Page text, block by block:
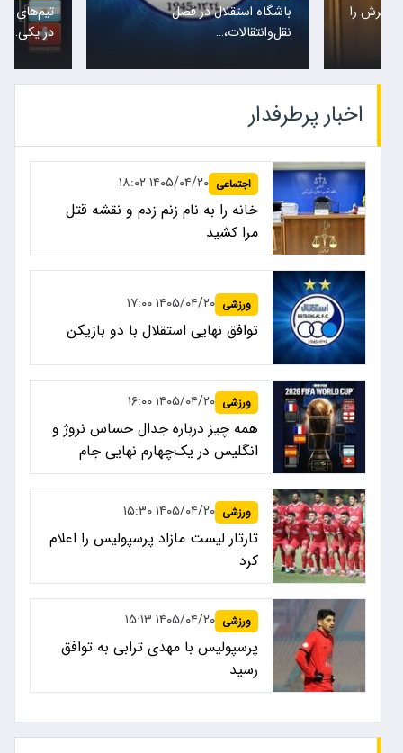
را
باشگاه استقلال در فصل
نقل‌وانتقالات،…
تیم‌های
در یکی…
اخبار پرطرفدار
اجتماعی ۱۴۰۵/۰۴/۲۰ ۱۸:۰۲
خانه را به نام زنم زدم و نقشه قتل
مرا کشید
ورزشی ۱۴۰۵/۰۴/۲۰ ۱۷:۰۰
توافق نهایی استقلال با دو بازیکن
ورزشی ۱۴۰۵/۰۴/۲۰ ۱۶:۰۰
همه چیز درباره جدال حساس نروژ و
انگلیس در یک‌چهارم نهایی جام
جهانی ۲۰۲۶
ورزشی ۱۴۰۵/۰۴/۲۰ ۱۵:۳۰
تارتار لیست مازاد پرسپولیس را اعلام
کرد
ورزشی ۱۴۰۵/۰۴/۲۰ ۱۵:۱۳
پرسپولیس با مهدی ترابی به توافق
رسید